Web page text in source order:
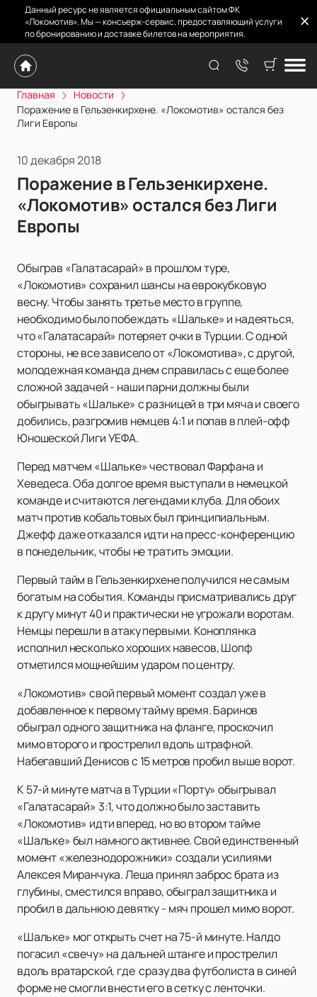
Данный ресурс не является официальным сайтом ФК
«Локомотив». Мы — консьерж-сервис, предоставляющий услуги
по бронированию и доставке билетов на мероприятия.
Главная
Новости
Поражение в Гельзенкирхене. «Локомотив» остался без
Лиги Европы
10 декабря 2018
Поражение в Гельзенкирхене.
«Локомотив» остался без Лиги
Европы
Обыграв «Галатасарай» в прошлом туре,
«Локомотив» сохранил шансы на еврокубковую
весну. Чтобы занять третье место в группе,
необходимо было побеждать «Шальке» и надеяться,
что «Галатасарай» потеряет очки в Турции. С одной
стороны, не все зависело от «Локомотива», с другой,
молодежная команда днем справилась с еще более
сложной задачей - наши парни должны были
обыгрывать «Шальке» с разницей в три мяча и своего
добились, разгромив немцев 4:1 и попав в плей-офф
Юношеской Лиги УЕФА.
Перед матчем «Шальке» чествовал Фарфана и
Хеведеса. Оба долгое время выступали в немецкой
команде и считаются легендами клуба. Для обоих
матч против кобальтовых был принципиальным.
Джефф даже отказался идти на пресс-конференцию
в понедельник, чтобы не тратить эмоции.
Первый тайм в Гельзенкирхене получился не самым
богатым на события. Команды присматривались друг
к другу минут 40 и практически не угрожали воротам.
Немцы перешли в атаку первыми. Коноплянка
исполнил несколько хороших навесов, Шопф
отметился мощнейшим ударом по центру.
«Локомотив» свой первый момент создал уже в
добавленное к первому тайму время. Баринов
обыграл одного защитника на фланге, проскочил
мимо второго и прострелил вдоль штрафной.
Набегавший Денисов с 15 метров пробил выше ворот.
К 57-й минуте матча в Турции «Порту» обыгрывал
«Галатасарай» 3:1, что должно было заставить
«Локомотив» идти вперед, но во втором тайме
«Шальке» был намного активнее. Свой единственный
момент «железнодорожники» создали усилиями
Алексея Миранчука. Леша принял заброс брата из
глубины, сместился вправо, обыграл защитника и
пробил в дальнюю девятку - мяч прошел мимо ворот.
«Шальке» мог открыть счет на 75-й минуте. Налдо
погасил «свечу» на дальней штанге и прострелил
вдоль вратарской, где сразу два футболиста в синей
форме не смогли внести его в сетку с ленточки.